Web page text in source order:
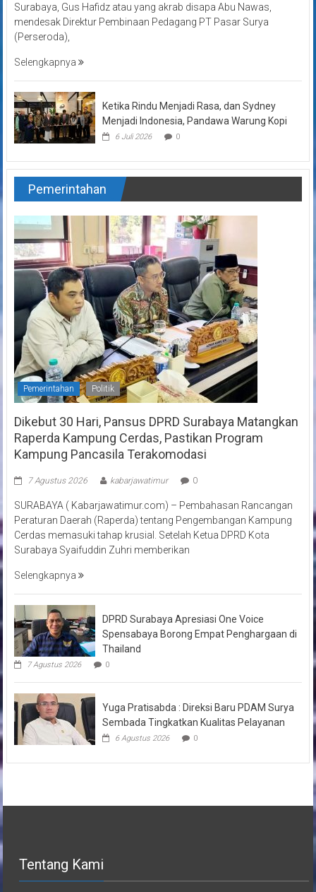
Surabaya, Gus Hafidz atau yang akrab disapa Abu Nawas,
mendesak Direktur Pembinaan Pedagang PT Pasar Surya
(Perseroda),
Selengkapnya
Ketika Rindu Menjadi Rasa, dan Sydney
Menjadi Indonesia, Pandawa Warung Kopi
6 Juli 2026 0
Pemerintahan
Pemerintahan Politik
Dikebut 30 Hari, Pansus DPRD Surabaya Matangkan
Raperda Kampung Cerdas, Pastikan Program
Kampung Pancasila Terakomodasi
7 Agustus 2026 kabarjawatimur 0
SURABAYA ( Kabarjawatimur.com) – Pembahasan Rancangan
Peraturan Daerah (Raperda) tentang Pengembangan Kampung
Cerdas memasuki tahap krusial. Setelah Ketua DPRD Kota
Surabaya Syaifuddin Zuhri memberikan
Selengkapnya
DPRD Surabaya Apresiasi One Voice
Spensabaya Borong Empat Penghargaan di
Thailand
7 Agustus 2026 0
Yuga Pratisabda : Direksi Baru PDAM Surya
Sembada Tingkatkan Kualitas Pelayanan
6 Agustus 2026 0
Tentang Kami